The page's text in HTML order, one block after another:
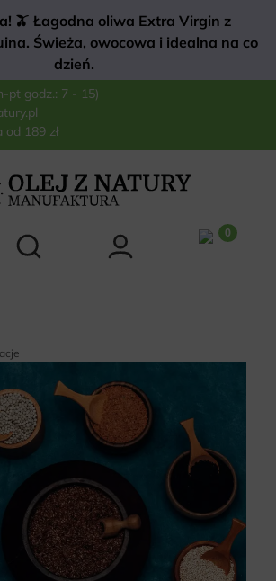
🫒 Łagodna oliwa Extra Virgin z
Świeża, owocowa i idealna na co
dzień.
pt godz.: 7 - 15)
189 zł